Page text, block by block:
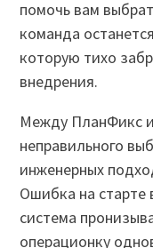
помочь вам
команда
которую тихо
внедрения.
Между ПланФикс и
неправильного
инженерных
Ошибка на старте
система
операционку